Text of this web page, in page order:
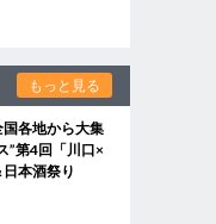
もっと見る
各地から大集
第4回「川口×
本酒祭り